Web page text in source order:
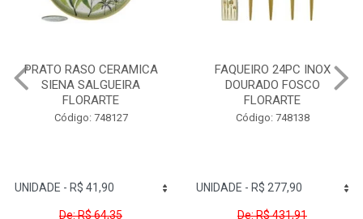
FAQUEIRO 24PC INOX
DOURADO FOSCO
FLORARTE
Código: 748138
De: R$ 431,91
FAQUEIRO 16PC INOX
CB.MADEIRA FLORARTE
Código: 748140
De: R$ 274,44